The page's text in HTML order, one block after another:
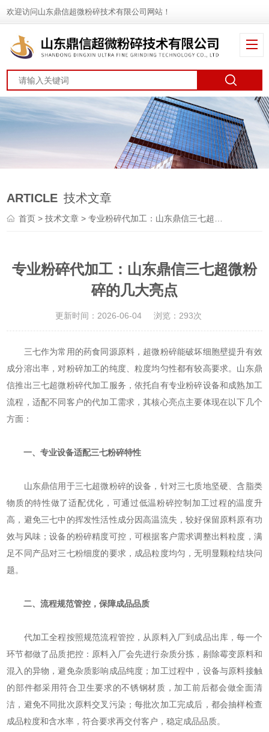
欢迎访问山东鼎信超微粉碎技术有限公司网站！
ARTICLE 技术文章
首页 >技术文章 > 专业粉碎代加工：山东鼎信三七超微粉碎的几大亮点
专业粉碎代加工：山东鼎信三七超微粉
碎的几大亮点
更新时间：2026-06-04 浏览：293次
三七作为常用的药食同源原料，超微粉碎能破坏细胞壁提升有效
成分溶出率，对粉碎加工的纯度、粒度均匀性都有较高要求。山东鼎
信推出三七超微粉碎代加工服务，依托自有专业粉碎设备和成熟加工
流程，适配不同客户的代加工需求，其核心亮点主要体现在以下几个
方面：
一、专业设备适配三七粉碎特性
山东鼎信用于三七超微粉碎的设备，针对三七质地坚硬、含脂类
物质的特性做了适配优化，可通过低温粉碎控制加工过程的温度升
高，避免三七中的挥发性活性成分因高温流失，较好保留原料原有功
效与风味；设备的粉碎精度可控，可根据客户需求调整出料粒度，满
足不同产品对三七粉细度的要求，成品粒度均匀，无明显颗粒结块问
题。
二、流程规范管控，保障成品品质
代加工全程按照规范流程管控，从原料入厂到成品出库，每一个
环节都做了品质把控：原料入厂会先进行杂质分拣，剔除霉变原料和
混入的异物，避免杂质影响成品纯度；加工过程中，设备与原料接触
的部件都采用符合卫生要求的不锈钢材质，加工前后都会做全面清
洁，避免不同批次原料交叉污染；每批次加工完成后，都会抽样检查
成品粒度和含水率，符合要求再交付客户，稳定成品品质。